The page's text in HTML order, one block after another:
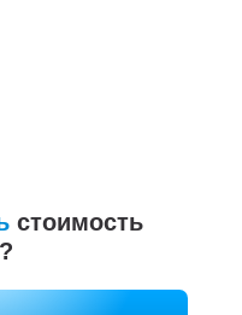
стоимость